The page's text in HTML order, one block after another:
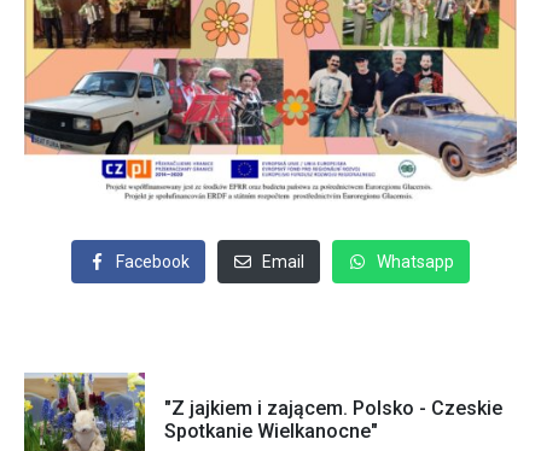
Facebook Email Whatsapp
"Z jajkiem i zającem. Polsko - Czeskie
Spotkanie Wielkanocne"